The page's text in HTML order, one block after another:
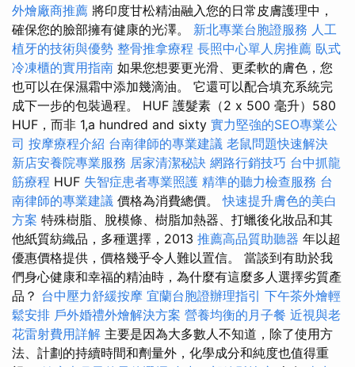
外燴廠商推薦 將印度甘松精油融入您的日常皮膚護理中，
確保您的臉部擁有健康的光澤。 新北專業台胞證服務 人工
植牙的技術與優勢 整骨推拿療程 長照中心單人房推薦 臥式
冷凍櫃的實用指南 如果您想要更光滑、更柔軟的膚色，您
也可以在保濕霜中添加幾滴油。 它還可以配合填充系統完
成下一步的包裝過程。 HUF 護髮素（2 x 500 毫升）580
HUF，而非 1,a hundred and sixty 實力堅強的SEO專業公
司 按摩療程介紹 台南律師的專業建議 老鼠問題快速解決
新店安養院專業服務 居家清潔秘訣 網路行銷技巧 台中抓龍
筋療程 HUF 失智症患者專業照護 精準的聽力檢查服務 台
南律師的專業建議 價格為消費總價。快速提升膚色的美白
方案 特殊樹脂、脫模條、樹脂加熱器、打蠟後化妝品和其
他紙質紡織品，多種選擇，2013 推薦高品質助聽器 年以超
優惠價格提供，價格幾乎令人難以置信。 當談到有助於我
們身心健康和幸福的精油時，為什麼有這麼多人選擇劣質產
品？ 台中壓力舒緩按摩 宜蘭台胞證辦理指引 下午茶外燴輕
鬆安排 戶外婚禮外燴解決方案 營養均衡的月子餐 近視與老
花雷射費用詳解 主要是因為大多數人不知道，除了使用方
法、計劃的持續時間和劑量外，化學成分和純度也值得重